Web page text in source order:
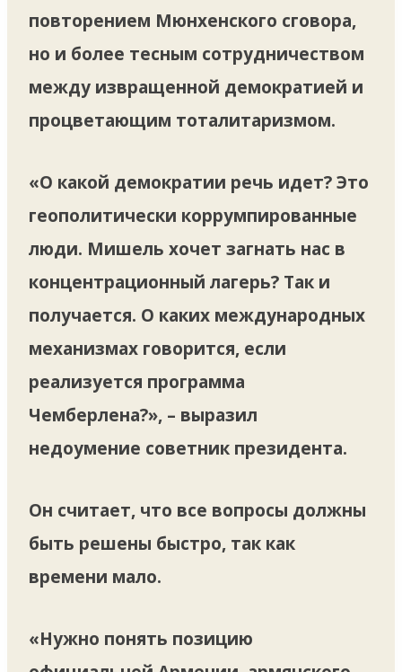
повторением Мюнхенского сговора,
но и более тесным сотрудничеством
между извращенной демократией и
процветающим тоталитаризмом.
«О какой демократии речь идет? Это
геополитически коррумпированные
люди. Мишель хочет загнать нас в
концентрационный лагерь? Так и
получается. О каких международных
механизмах говорится, если
реализуется программа
Чемберлена?», – выразил
недоумение советник президента.
Он считает, что все вопросы должны
быть решены быстро, так как
времени мало.
«Нужно понять позицию